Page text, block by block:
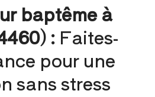
baptême à
: Faites-
pour une
sans stress